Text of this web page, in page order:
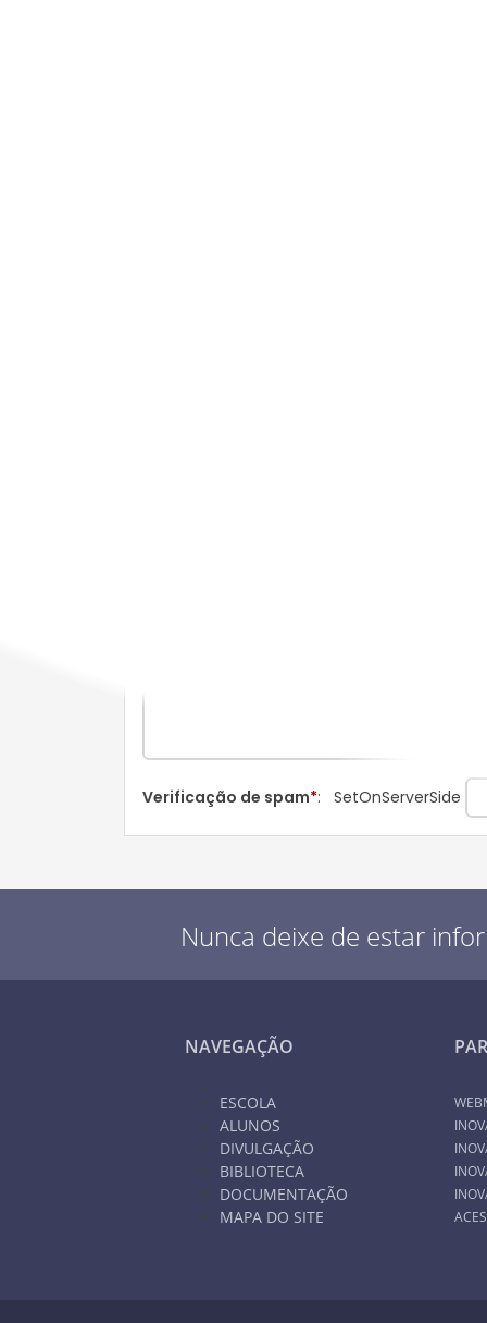
19 de Fevereiro de 2010 Altera o Despacho
Verificação de spam*: SetOnServerSide
Nunca deixe de estar
NAVEGAÇÃO
ESCOLA
ALUNOS
DIVULGAÇÃO
BIBLIOTECA
DOCUMENTAÇÃO
MAPA DO SITE